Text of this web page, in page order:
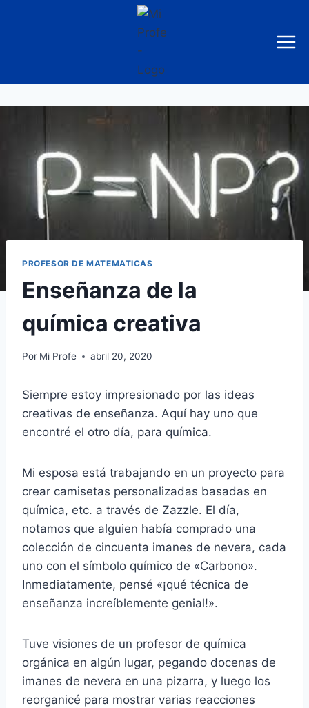
PROFESOR DE MATEMATICAS
Enseñanza de la
química creativa
Por Mi Profe abril 20, 2020
Siempre estoy impresionado por las ideas
creativas de enseñanza. Aquí hay uno que
encontré el otro día, para química.
Mi esposa está trabajando en un proyecto para
crear camisetas personalizadas basadas en
química, etc. a través de Zazzle. El día,
notamos que alguien había comprado una
colección de cincuenta imanes de nevera, cada
uno con el símbolo químico de «Carbono».
Inmediatamente, pensé «¡qué técnica de
enseñanza increíblemente genial!».
Tuve visiones de un profesor de química
orgánica en algún lugar, pegando docenas de
imanes de nevera en una pizarra, y luego los
reorganicé para mostrar varias reacciones